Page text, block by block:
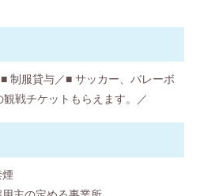
制服貸与／■ サッカー、バレーボ
戦チケットもらえます。／